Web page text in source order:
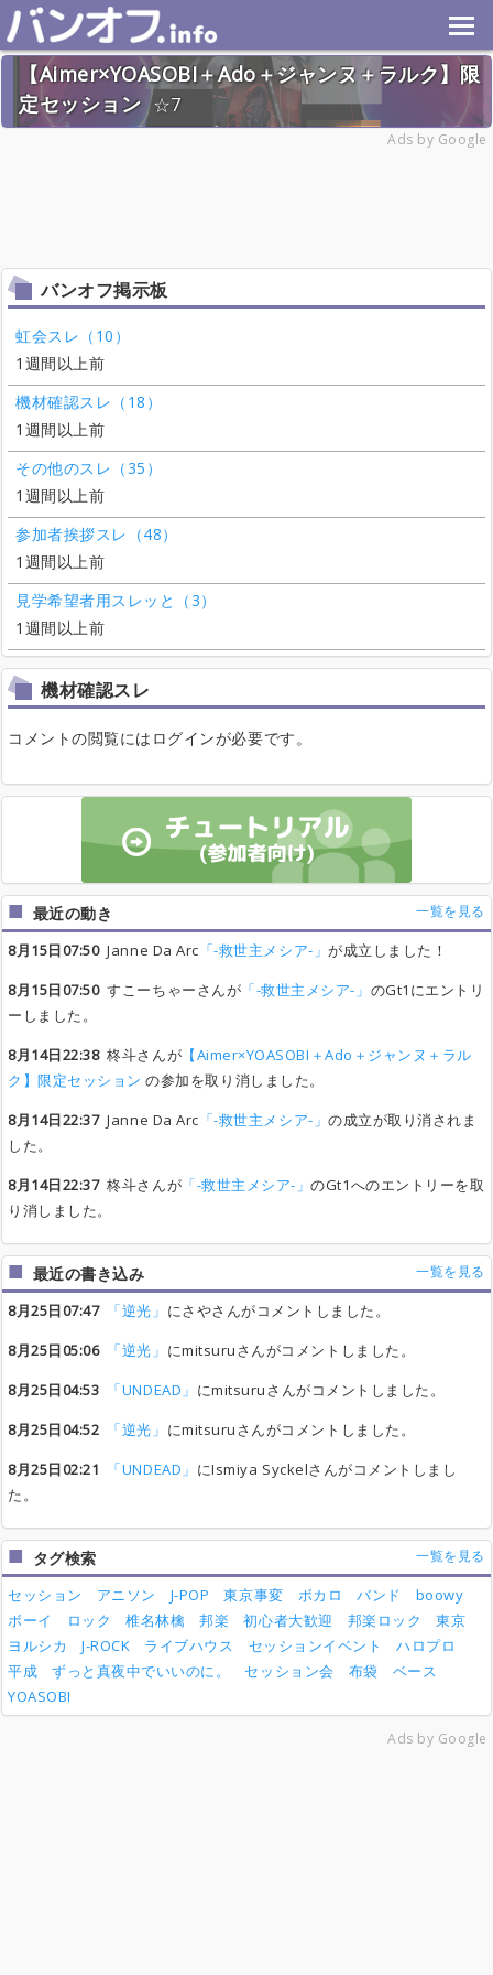
【Aimer×YOASOBI＋Ado＋ジャンヌ＋ラルク】限
定セッション
7
Ads by Google
バンオフ掲示板
虹会スレ（10）
1週間以上前
機材確認スレ（18）
1週間以上前
その他のスレ（35）
1週間以上前
参加者挨拶スレ（48）
1週間以上前
見学希望者用スレッと（3）
1週間以上前
機材確認スレ
コメントの閲覧にはログインが必要です。
最近の動き 一覧を見る
8月15日07:50Janne Da Arc 「-救世主メシア-」が成立しました！
8月15日07:50すこーちゃーさんが 「-救世主メシア-」 のGt1にエントリ
ーしました。
8月14日22:38柊斗さんが 【Aimer×YOASOBI＋Ado＋ジャンヌ＋ラル
ク】限定セッションの参加を取り消しました。
8月14日22:37Janne Da Arc 「-救世主メシア-」の成立が取り消されま
した。
8月14日22:37柊斗さんが 「-救世主メシア-」のGt1へのエントリーを取
り消しました。
最近の書き込み 一覧を見る
8月25日07:47 「逆光」 にさやさんがコメントしました。
8月25日05:06
「逆光」 にmitsuruさんがコメントしました。
8月25日04:53
「UNDEAD」 にmitsuruさんがコメントしました。
8月25日04:52
「逆光」 にmitsuruさんがコメントしました。
8月25日02:21
「UNDEAD」 にIsmiya Syckelさんがコメントしまし
た。
タグ検索 一覧を見る
セッション アニソン J-POP 東京事変 ボカロ バンド
boowy
ボーイ
ロック 椎名林檎 邦楽 初心者大歓迎 邦楽ロック
東京
ヨルシカ
J-ROCK ライブハウス セッションイベント
ハロプロ
平成
ずっと真夜中でいいのに。 セッション会 布袋
ベース
YOASOBI
Ads by Google